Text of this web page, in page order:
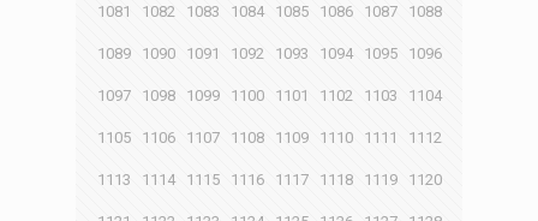
1081 1082 1083 1084 1085 1086 1087 1088
1089 1090 1091 1092 1093 1094 1095 1096
1097 1098 1099 1100 1101 1102 1103 1104
1105 1106 1107 1108 1109 1110 1111 1112
1113 1114 1115 1116 1117 1118 1119 1120